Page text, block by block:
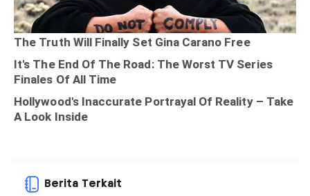
Berita Terkait